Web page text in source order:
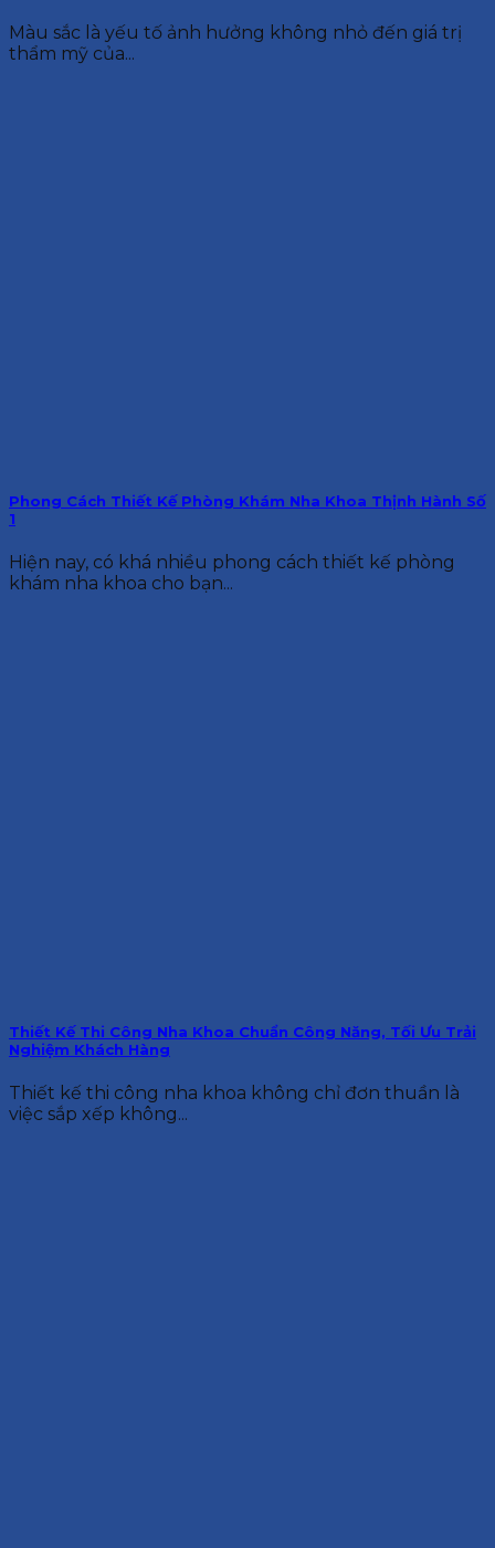
Màu sắc là yếu tố ảnh hưởng không nhỏ đến giá trị
thẩm mỹ của...
Phong Cách Thiết Kế Phòng Khám Nha Khoa Thịnh Hành Số
1
Hiện nay, có khá nhiều phong cách thiết kế phòng
khám nha khoa cho bạn...
Thiết Kế Thi Công Nha Khoa Chuẩn Công Năng, Tối Ưu Trải
Nghiệm Khách Hàng
Thiết kế thi công nha khoa không chỉ đơn thuần là
việc sắp xếp không...